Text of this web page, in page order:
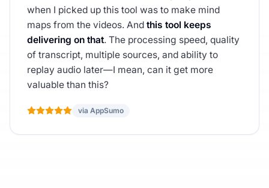
when I picked up this tool was to make mind
maps from the videos. And this tool keeps
delivering on that. The processing speed, quality
of transcript, multiple sources, and ability to
replay audio later—I mean, can it get more
valuable than this?
via AppSumo